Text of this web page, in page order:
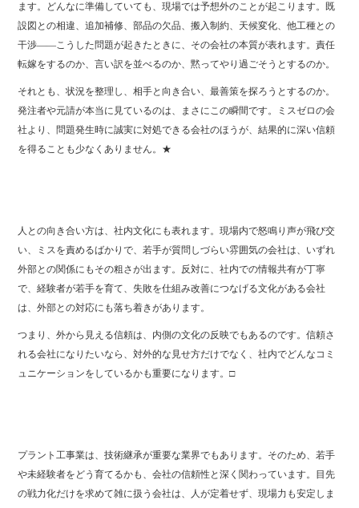
ます。どんなに準備していても、現場では予想外のことが起こります。既
設図との相違、追加補修、部品の欠品、搬入制約、天候変化、他工種との
干渉――こうした問題が起きたときに、その会社の本質が表れます。責任
転嫁をするのか、言い訳を並べるのか、黙ってやり過ごそうとするのか。
それとも、状況を整理し、相手と向き合い、最善策を探ろうとするのか。
発注者や元請が本当に見ているのは、まさにこの瞬間です。ミスゼロの会
社より、問題発生時に誠実に対処できる会社のほうが、結果的に深い信頼
を得ることも少なくありません。★
人との向き合い方は、社内文化にも表れます。現場内で怒鳴り声が飛び交
い、ミスを責めるばかりで、若手が質問しづらい雰囲気の会社は、いずれ
外部との関係にもその粗さが出ます。反対に、社内での情報共有が丁寧
で、経験者が若手を育て、失敗を仕組み改善につなげる文化がある会社
は、外部との対応にも落ち着きがあります。
つまり、外から見える信頼は、内側の文化の反映でもあるのです。信頼さ
れる会社になりたいなら、対外的な見せ方だけでなく、社内でどんなコミ
ュニケーションをしているかも重要になります。□
プラント工事業は、技術継承が重要な業界でもあります。そのため、若手
や未経験者をどう育てるかも、会社の信頼性と深く関わっています。目先
の戦力化だけを求めて雑に扱う会社は、人が定着せず、現場力も安定しま